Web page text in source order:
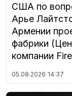
США по
Арье
Армении
фабрики
компании
05.08.2026 14:37